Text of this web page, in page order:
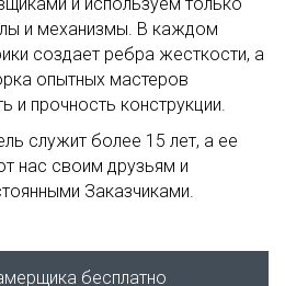
и механизмы. В каждом
создает ребра жесткости, а
опытных мастеров
и прочность конструкции.
служит более 15 лет, а ее
нас своим друзьям и
Заказчиками.
бесплатно